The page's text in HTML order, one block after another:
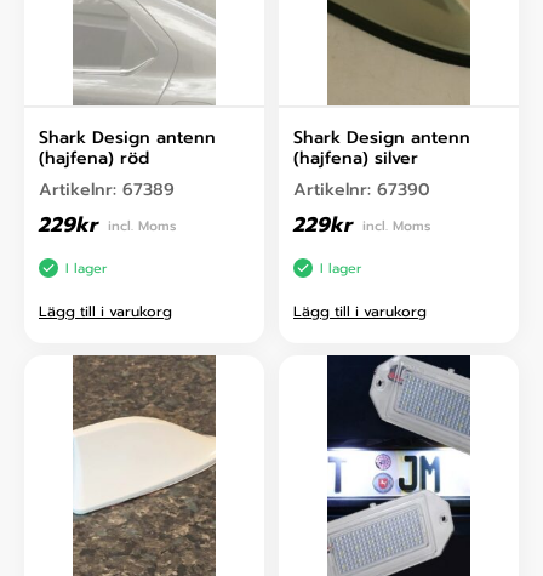
Shark Design antenn
(hajfena) röd
Artikelnr: 67389
229kr incl. Moms
I lager
Lägg till i varukorg
Shark Design antenn
(hajfena) silver
Artikelnr: 67390
229kr incl. Moms
I lager
Lägg till i varukorg